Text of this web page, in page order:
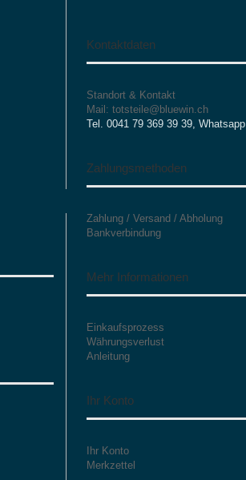
Kontaktdaten
Standort & Kontakt
Mail: totsteile@bluewin.ch
Tel. 0041 79 369 39 39, Whatsapp
Zahlungsmethoden
Zahlung / Versand / Abholung
Bankverbindung
Mehr Informationen
Einkaufsprozess
Währungsverlust
Anleitung
Ihr Konto
Ihr Konto
Merkzettel